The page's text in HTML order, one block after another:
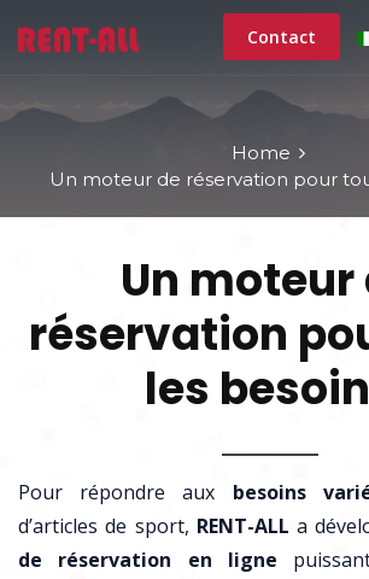
Contact
Home
Un moteur de réservation pour
Un moteur
réservation
les
Pour répondre aux besoins
d’articles de sport, RENT-ALL a
de réservation en ligne